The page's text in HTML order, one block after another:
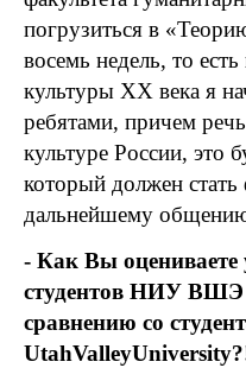
погрузиться в
восемь недель, то есть
культуры XX века я
ребятами, причем
культуре России, это
который должен
дальнейшему
- Как Вы оцениваете
студентов НИУ ВШЭ
сравнению со
UtahValleyUniversity